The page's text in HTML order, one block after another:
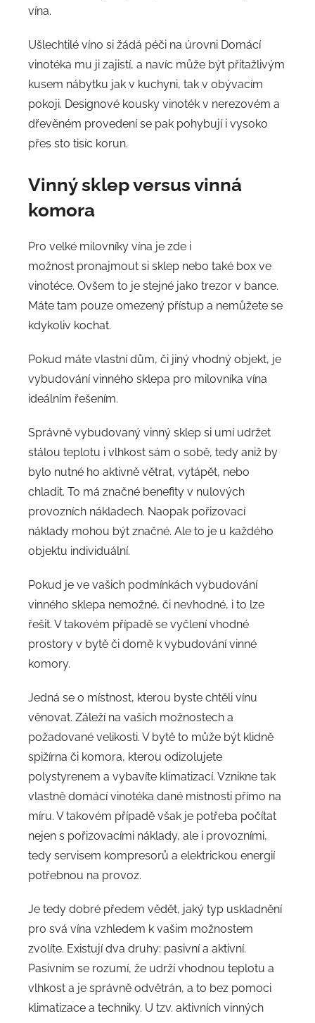
vína.
Ušlechtilé víno si žádá péči na úrovni Domácí
vinotéka mu ji zajistí, a navíc může být přitažlivým
kusem nábytku jak v kuchyni, tak v obývacím
pokoji. Designové kousky vinoték v nerezovém a
dřevěném provedení se pak pohybují i vysoko
přes sto tisíc korun.
Vinný sklep versus vinná
komora
Pro velké milovníky vína je zde i
možnost pronajmout si sklep nebo také box ve
vinotéce. Ovšem to je stejné jako trezor v bance.
Máte tam pouze omezený přístup a nemůžete se
kdykoliv kochat.
Pokud máte vlastní dům, či jiný vhodný objekt, je
vybudování vinného sklepa pro milovníka vína
ideálním řešením.
Správně vybudovaný vinný sklep si umí udržet
stálou teplotu i vlhkost sám o sobě, tedy aniž by
bylo nutné ho aktivně větrat, vytápět, nebo
chladit. To má značné benefity v nulových
provozních nákladech. Naopak pořizovací
náklady mohou být značné. Ale to je u každého
objektu individuální.
Pokud je ve vašich podmínkách vybudování
vinného sklepa nemožné, či nevhodné, i to lze
řešit. V takovém případě se vyčlení vhodné
prostory v bytě či domě k vybudování vinné
komory.
Jedná se o místnost, kterou byste chtěli vínu
věnovat. Záleží na vašich možnostech a
požadované velikosti. V bytě to může být klidně
spižírna či komora, kterou odizolujete
polystyrenem a vybavíte klimatizací. Vznikne tak
vlastně domácí vinotéka dané místnosti přímo na
míru. V takovém případě však je potřeba počítat
nejen s pořizovacími náklady, ale i provozními,
tedy servisem kompresorů a elektrickou energií
potřebnou na provoz.
Je tedy dobré předem vědět, jaký typ uskladnění
pro svá vína vzhledem k vašim možnostem
zvolíte. Existují dva druhy: pasivní a aktivní.
Pasivním se rozumí, že udrží vhodnou teplotu a
vlhkost a je správně odvětrán, a to bez pomoci
klimatizace a techniky. U tzv. aktivních vinných